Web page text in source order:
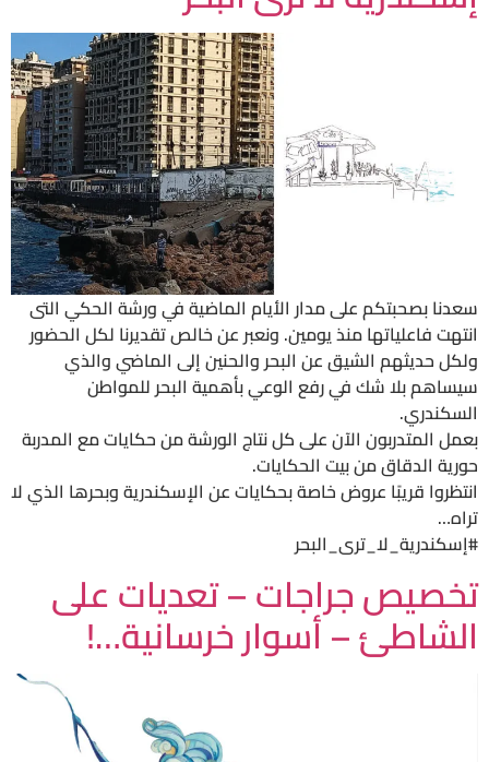
سعدنا بصحبتكم على مدار الأيام الماضية في ورشة الحكي التى
انتهت فاعلياتها منذ يومين. ونعبر عن خالص تقديرنا لكل الحضور
ولكل حديثهم الشيق عن البحر والحنين إلى الماضي والذي
سيساهم بلا شك في رفع الوعي بأهمية البحر للمواطن
السكندري.
بعمل المتدربون الآن على كل نتاج الورشة من حكايات مع المدربة
حورية الدقاق من بيت الحكايات.
انتظروا قريبًا عروض خاصة بحكايات عن الإسكندرية وبحرها الذي لا
تراه…
#إسكندرية_لا_ترى_البحر
تخصيص جراجات – تعديات على
الشاطئ – أسوار خرسانية…!